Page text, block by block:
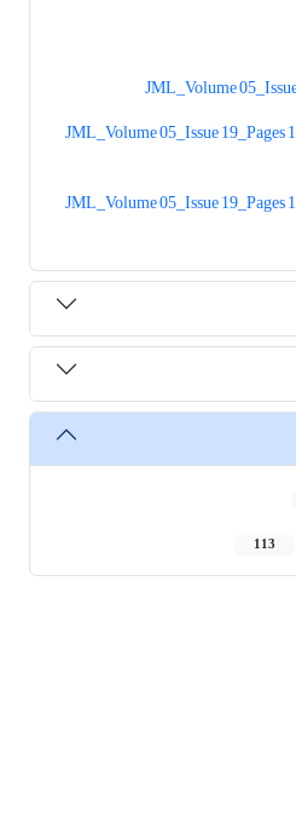
JML_Volume 05_Issue
JML_Volume 05_Issue
113